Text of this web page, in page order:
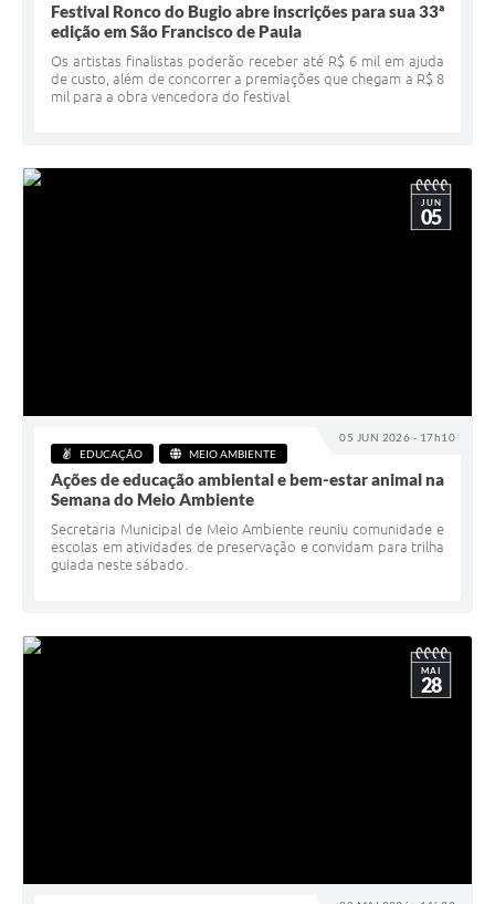
Festival Ronco do Bugio abre inscrições para sua 33ª
edição em São Francisco de Paula
Os artistas finalistas poderão receber até R$ 6 mil em ajuda
de custo, além de concorrer a premiações que chegam a R$ 8
mil para a obra vencedora do festival
05 JUN 2026 - 17h10
JUN
05
EDUCAÇÃO MEIO AMBIENTE
Ações de educação ambiental e bem-estar animal na
Semana do Meio Ambiente
Secretaria Municipal de Meio Ambiente reuniu comunidade e
escolas em atividades de preservação e convidam para trilha
guiada neste sábado.
MAI
28